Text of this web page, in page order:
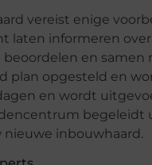
vereist enige
laten informeren
en
plan opgesteld en
en wordt
begeleidt
inbouwhaard.